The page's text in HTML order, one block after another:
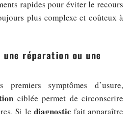
rapides pour éviter le recours
plus complexe et coûteux à
une réparation ou une
premiers symptômes d’usure,
ciblée permet de circonscrire
Si le diagnostic fait apparaître